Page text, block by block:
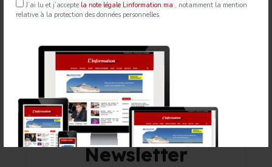
J’ai lu et j’accepte la note légale Linformation.ma , notamment la mention
relative à la protection des données personnelles.
Rabat accueille le Sommet des Forces Maritimes
Africaines
mapexpress.ma 21 Jul 2026
Newsletter